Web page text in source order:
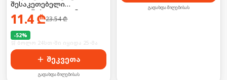
შესაკეთებელი
თვითწებვადი ლენტი
11.4₾23.54₾
-52%
🛒 ბოლო 24სთ-ში იყიდა 25-მა
შეკვეთა
გადახდა მიღებისას
გადახდა მიღებისას